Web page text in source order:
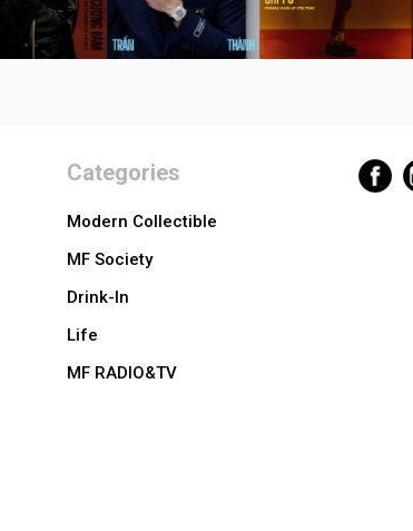
Categories
Modern Collectible
MF Society
Drink-In
Life
MF RADIO&TV